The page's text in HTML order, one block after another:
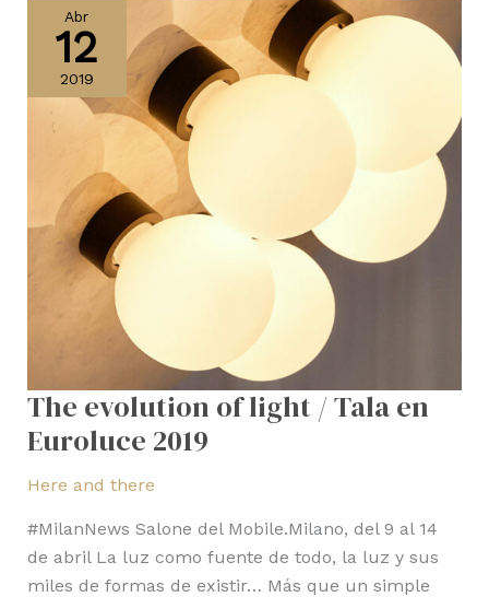
Abr
12
2019
The evolution of light / Tala en
Euroluce 2019
Here and there
#MilanNews Salone del Mobile.Milano, del 9 al 14
de abril La luz como fuente de todo, la luz y sus
miles de formas de existir… Más que un simple
evolution
light
/
Tala
Euroluce
2019